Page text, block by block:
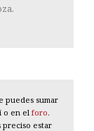
puedes sumar
o en el foro.
preciso estar